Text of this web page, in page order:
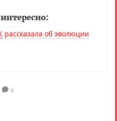
рассказала об эволюции
0